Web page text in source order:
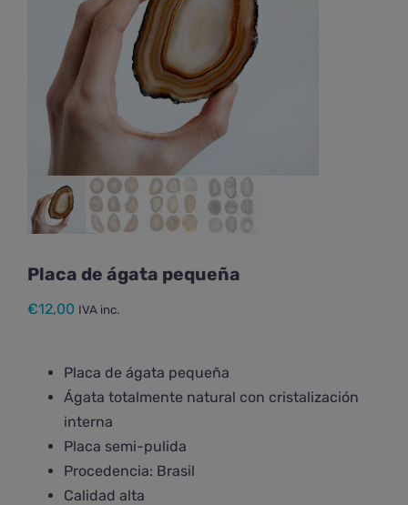
Placa de ágata pequeña
€12,00 IVA inc.
Placa de ágata pequeña
Ágata totalmente natural con cristalización
interna
Placa semi-pulida
Procedencia: Brasil
Calidad alta